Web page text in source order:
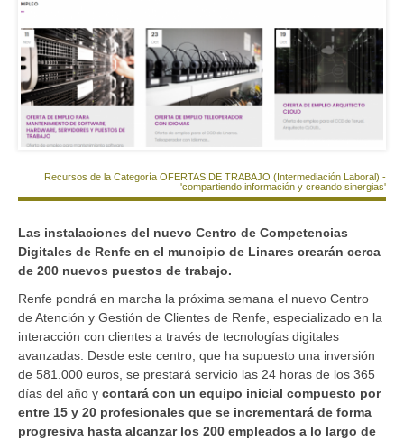
Recursos de la Categoría OFERTAS DE TRABAJO (Intermediación Laboral) -
'compartiendo información y creando sinergias'
Las instalaciones del nuevo Centro de Competencias
Digitales de Renfe en el muncipio de Linares crearán cerca
de 200 nuevos puestos de trabajo.
Renfe pondrá en marcha la próxima semana el nuevo Centro
de Atención y Gestión de Clientes de Renfe, especializado en la
interacción con clientes a través de tecnologías digitales
avanzadas. Desde este centro, que ha supuesto una inversión
de 581.000 euros, se prestará servicio las 24 horas de los 365
días del año y contará con un equipo inicial compuesto por
entre 15 y 20 profesionales que se incrementará de forma
progresiva hasta alcanzar los 200 empleados a lo largo de